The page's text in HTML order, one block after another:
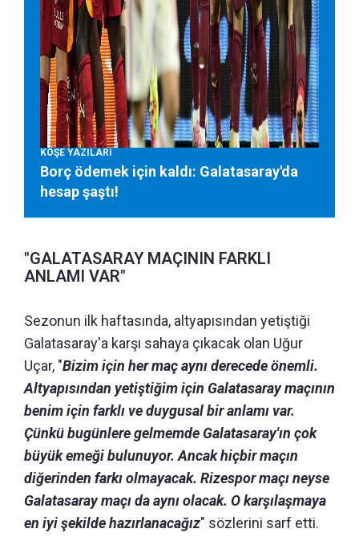
KÖŞE YAZILARI
Borç ödemek için kaldı: Galatasaray'da
hesap şaştı!
"GALATASARAY MAÇININ FARKLI
ANLAMI VAR"
Sezonun ilk haftasında, altyapısından yetiştiği
Galatasaray'a karşı sahaya çıkacak olan Uğur
Uçar, "Bizim için her maç aynı derecede önemli.
Altyapısından yetiştiğim için Galatasaray maçının
benim için farklı ve duygusal bir anlamı var.
Çünkü bugünlere gelmemde Galatasaray'ın çok
büyük emeği bulunuyor. Ancak hiçbir maçın
diğerinden farkı olmayacak. Rizespor maçı neyse
Galatasaray maçı da aynı olacak. O karşılaşmaya
en iyi şekilde hazırlanacağız" sözlerini sarf etti.